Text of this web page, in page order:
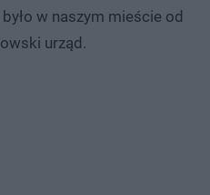
w naszym mieście od
urząd.